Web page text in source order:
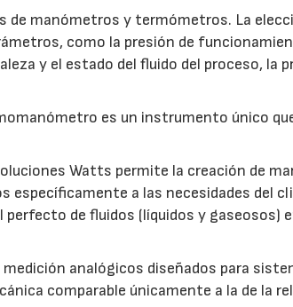
de manómetros y termómetros. La
como la presión de
y el estado del fluido del proceso, la
es un instrumento único
Watts permite la creación de
específicamente a las necesidades
de fluidos (líquidos y gaseosos)
analógicos diseñados para
comparable únicamente a la de la